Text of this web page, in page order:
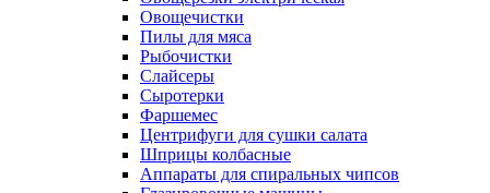
Овощечистки
Пилы для мяса
Рыбочистки
Слайсеры
Сыротерки
Фаршемес
Центрифуги для сушки салата
Шприцы колбасные
Аппараты для спиральных чипсов